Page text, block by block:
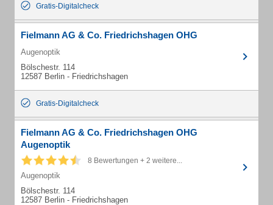
Gratis-Digitalcheck
Fielmann AG & Co. Friedrichshagen OHG
Augenoptik
Bölschestr. 114
12587 Berlin - Friedrichshagen
Gratis-Digitalcheck
Fielmann AG & Co. Friedrichshagen OHG
Augenoptik
8 Bewertungen + 2 weitere...
Augenoptik
Bölschestr. 114
12587 Berlin - Friedrichshagen